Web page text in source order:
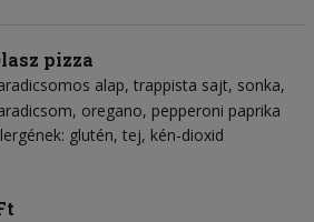
pizza
alap trappista sajt sonka
oregano pepperoni paprika
glutén, tej, kén-dioxid